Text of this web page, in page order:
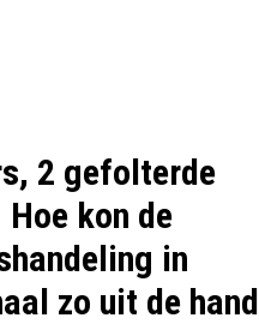
2 gefolterde
kon de
in
zo uit de hand